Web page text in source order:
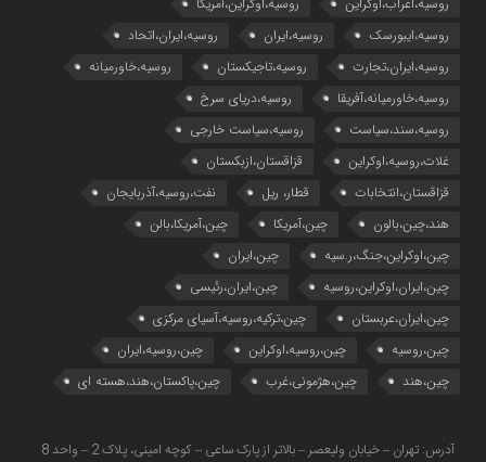
روسیه،اعراب،اوکراین
روسیه،اوکراین،آمریکا
روسیه،ایبورسک
روسیه،ایران
روسیه،ایران،اتحاد
روسیه،ایران،تجارت
روسیه،تاجیکستان
روسیه،خاورمیانه
روسیه،خاورمیانه،آفریقا
روسیه،دریای سرخ
روسیه،سند،سیاست
روسیه،سیاست خارجی
غلات،روسیه،اوکراین
قزاقستان،ازبکستان
قزاقستان،انتخابات
قطار، ریل
نفت،روسیه،آذربایجان
هند،چین،بالون
چین،آمریکا
چین،آمریکا،بالن
چین،اوکراین،جنگ،ر.سیه
چین،ایران
چین،ایران،اوکراین،روسیه
چین،ایران،رئیسی
چین،ایران،عربستان
چین،ترکیه،روسیه،آسیای مرکزی
چین،روسیه
چین،روسیه،اوکراین
چین،روسیه،ایران
چین،هند
چین،هژمونی،غرب چین،پاکستان،هند،هسته ای